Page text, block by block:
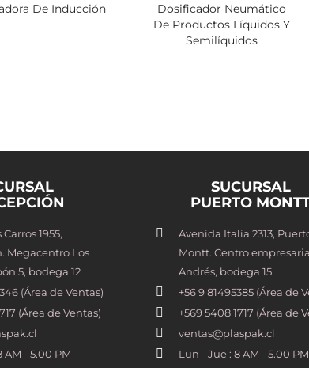
De Inducción
Dosificador Neumático
De Productos Líquidos Y
Semilíquidos
1955,
Megacentro Los
5, bodega 12
(Área de Ventas)
(Área de Ventas)
AM - 5.00 PM
SUCURSAL
PUERTO
Avenida Italia 2313,
Montt. Centro
Andrés, bodega 15
+56 9 81495385 (Área de
+569 5408 1717 (Área de
ventas@plaspak.cl
Lun - Jue : 8 AM - 5.00 PM